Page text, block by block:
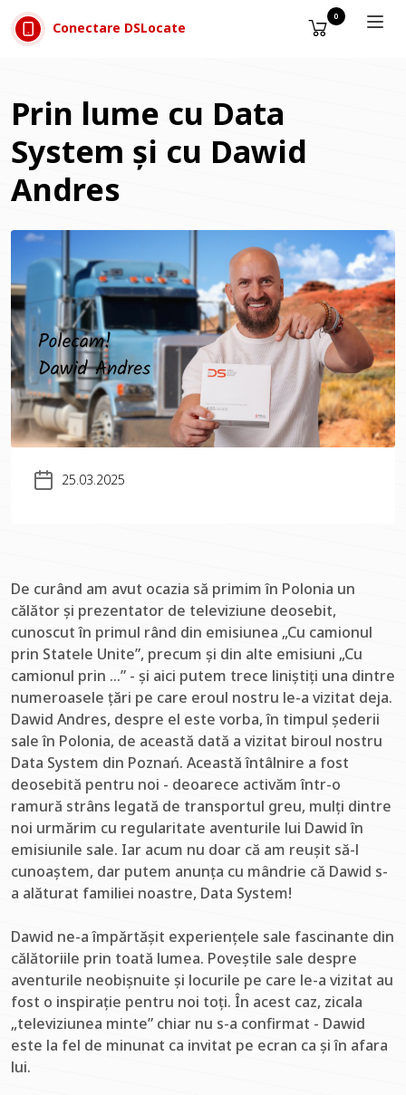
Sari la conținut
Conectare DSLocate
0
Prin lume cu Data
System și cu Dawid
Andres
25.03.2025
De curând am avut ocazia să primim în Polonia un
călător și prezentator de televiziune deosebit,
cunoscut în primul rând din emisiunea „Cu camionul
prin Statele Unite”, precum și din alte emisiuni „Cu
camionul prin …” - și aici putem trece liniștiți una dintre
numeroasele țări pe care eroul nostru le-a vizitat deja.
Dawid Andres, despre el este vorba, în timpul șederii
sale în Polonia, de această dată a vizitat biroul nostru
Data System din Poznań. Această întâlnire a fost
deosebită pentru noi - deoarece activăm într-o
ramură strâns legată de transportul greu, mulți dintre
noi urmărim cu regularitate aventurile lui Dawid în
emisiunile sale. Iar acum nu doar că am reușit să-l
cunoaștem, dar putem anunța cu mândrie că Dawid s-
a alăturat familiei noastre, Data System!
Dawid ne-a împărtășit experiențele sale fascinante din
călătoriile prin toată lumea. Poveștile sale despre
aventurile neobișnuite și locurile pe care le-a vizitat au
fost o inspirație pentru noi toți. În acest caz, zicala
„televiziunea minte” chiar nu s-a confirmat - Dawid
este la fel de minunat ca invitat pe ecran ca și în afara
lui.